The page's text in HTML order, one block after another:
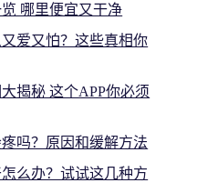
览 哪里便宜又干净
爱又怕？这些真相你
揭秘 这个APP你必须
吗？原因和缓解方法
么办？试试这几种方